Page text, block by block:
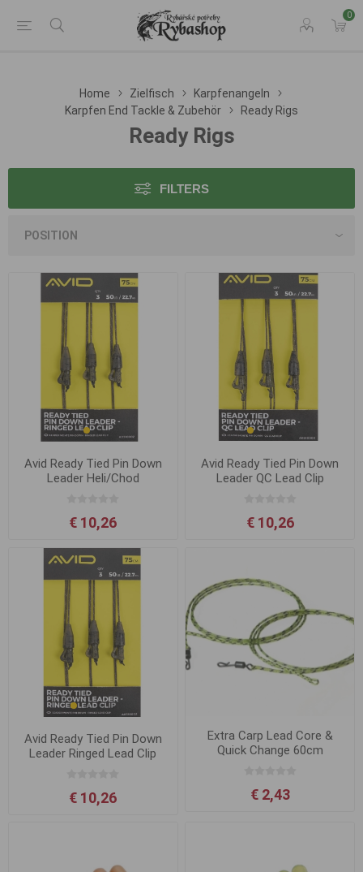
0
Home Zielfisch
Karpfenangeln
Karpfen End Tackle & Zubehör
Ready Rigs
Ready Rigs
FILTERS
Avid Ready Tied Pin Down
Leader Heli/Chod
€ 10,26
Avid Ready Tied Pin Down
Leader QC Lead Clip
€ 10,26
Avid Ready Tied Pin Down
Leader Ringed Lead Clip
€ 10,26
Extra Carp Lead Core &
Quick Change 60cm
€ 2,43